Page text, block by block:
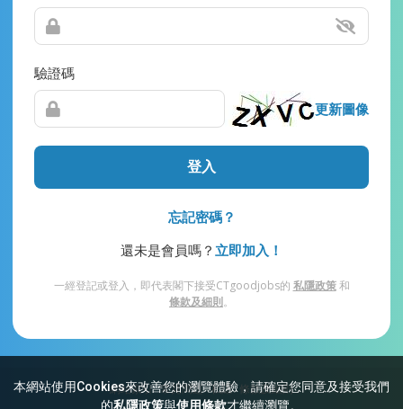
本網站使用Cookies來改善您的瀏覽體驗，請確定您同意及接受我們
的私隱政策與使用條款才繼續瀏覽。
驗證碼
更新圖像
登入
忘記密碼？
還未是會員嗎？ 立即加入！
一經登記或登入，即代表閣下接受CTgoodjobs的 私隱政策和
條款及細則。
網站索引 常見問題 私隱 條款及細則